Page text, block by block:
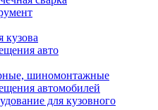
кузова
авто
шиномонтажные
автомобилей
для кузовного